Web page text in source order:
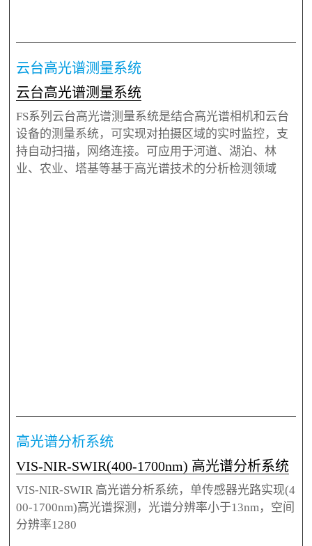
云台高光谱测量系统
云台高光谱测量系统
FS系列云台高光谱测量系统是结合高光谱相机和云台
设备的测量系统，可实现对拍摄区域的实时监控，支
持自动扫描，网络连接。可应用于河道、湖泊、林
业、农业、塔基等基于高光谱技术的分析检测领域
高光谱分析系统
VIS-NIR-SWIR(400-1700nm) 高光谱分析系统
VIS-NIR-SWIR 高光谱分析系统，单传感器光路实现(4
00-1700nm)高光谱探测，光谱分辨率小于13nm，空间
分辨率1280